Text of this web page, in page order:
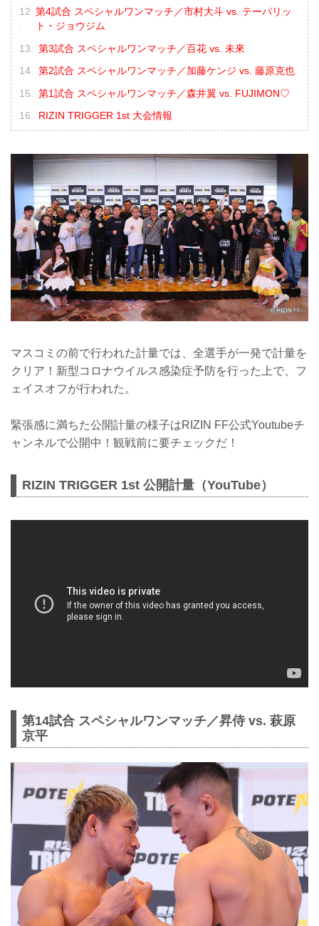
第4試合 スペシャルワンマッチ／市村大斗 vs. テーパリッ
ト・ジョウジム
第3試合 スペシャルワンマッチ／百花 vs. 未來
第2試合 スペシャルワンマッチ／加藤ケンジ vs. 藤原克也
第1試合 スペシャルワンマッチ／森井翼 vs. FUJIMON♡
RIZIN TRIGGER 1st 大会情報
マスコミの前で行われた計量では、全選手が一発で計量を
クリア！新型コロナウイルス感染症予防を行った上で、フ
ェイスオフが行われた。
緊張感に満ちた公開計量の様子はRIZIN FF公式Youtubeチ
ャンネルで公開中！観戦前に要チェックだ！
RIZIN TRIGGER 1st 公開計量（YouTube）
第14試合 スペシャルワンマッチ／昇侍 vs. 萩原
京平